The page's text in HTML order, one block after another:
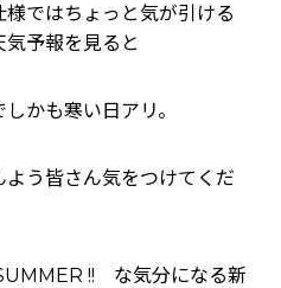
ではちょっと気が引ける
予報を見ると
かも寒い日アリ。
う皆さん気をつけてくだ
!! な気分になる新